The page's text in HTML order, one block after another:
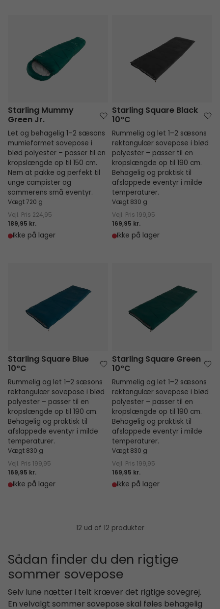
Starling Mummy
Green Jr.
Let og behagelig 1–2 sæsons
mumieformet sovepose i
blød polyester – passer til en
kropslængde op til 150 cm.
Nem at pakke og perfekt til
unge campister og
sommerens små eventyr.
Vægt 720 g
Vejl. Pris 224,95
189,95 kr.
Ikke på lager
Starling Square Black
10°C
Rummelig og let 1–2 sæsons
rektangulær sovepose i blød
polyester – passer til en
kropslængde op til 190 cm.
Behagelig og praktisk til
afslappede eventyr i milde
temperaturer.
Vægt 830 g
Vejl. Pris 199,95
169,95 kr.
Ikke på lager
Starling Square Blue
10°C
Rummelig og let 1–2 sæsons
rektangulær sovepose i blød
polyester – passer til en
kropslængde op til 190 cm.
Behagelig og praktisk til
afslappede eventyr i milde
temperaturer.
Vægt 830 g
Vejl. Pris 199,95
169,95 kr.
Ikke på lager
Starling Square Green
10°C
Rummelig og let 1–2 sæsons
rektangulær sovepose i blød
polyester – passer til en
kropslængde op til 190 cm.
Behagelig og praktisk til
afslappede eventyr i milde
temperaturer.
Vægt 830 g
Vejl. Pris 199,95
169,95 kr.
Ikke på lager
12 ud af 12 produkter
Sådan finder du den rigtige
sommer sovepose
Selv lune nætter i telt kræver det rigtige sovegrej.
En velvalgt sommer sovepose skal føles behagelig